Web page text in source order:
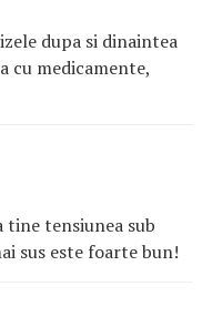
dupa si dinaintea
cu medicamente,
tensiunea sub
sus este foarte bun!